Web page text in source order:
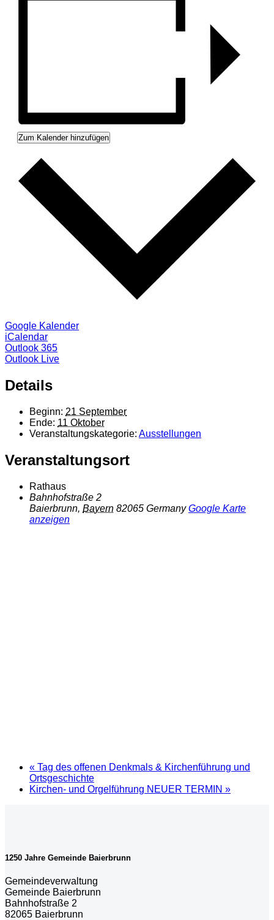
Zum Kalender hinzufügen
Google Kalender
iCalendar
Outlook 365
Outlook Live
Details
Beginn: 21 September
Ende: 11 Oktober
Veranstaltungskategorie: Ausstellungen
Veranstaltungsort
Rathaus
Bahnhofstraße 2
Baierbrunn, Bayern 82065 Germany Google Karte
anzeigen
« Tag des offenen Denkmals & Kirchenführung und
Ortsgeschichte
Kirchen- und Orgelführung NEUER TERMIN »
1250 Jahre Gemeinde Baierbrunn
Gemeindeverwaltung
Gemeinde Baierbrunn
Bahnhofstraße 2
82065 Baierbrunn